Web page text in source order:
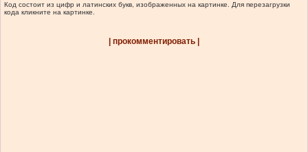
Код состоит из цифр и латинских букв, изображенных на картинке. Для перезагрузки
кода кликните на картинке.
| прокомментировать |